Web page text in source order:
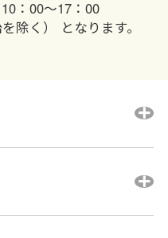
：00〜17：00
除く） となります。